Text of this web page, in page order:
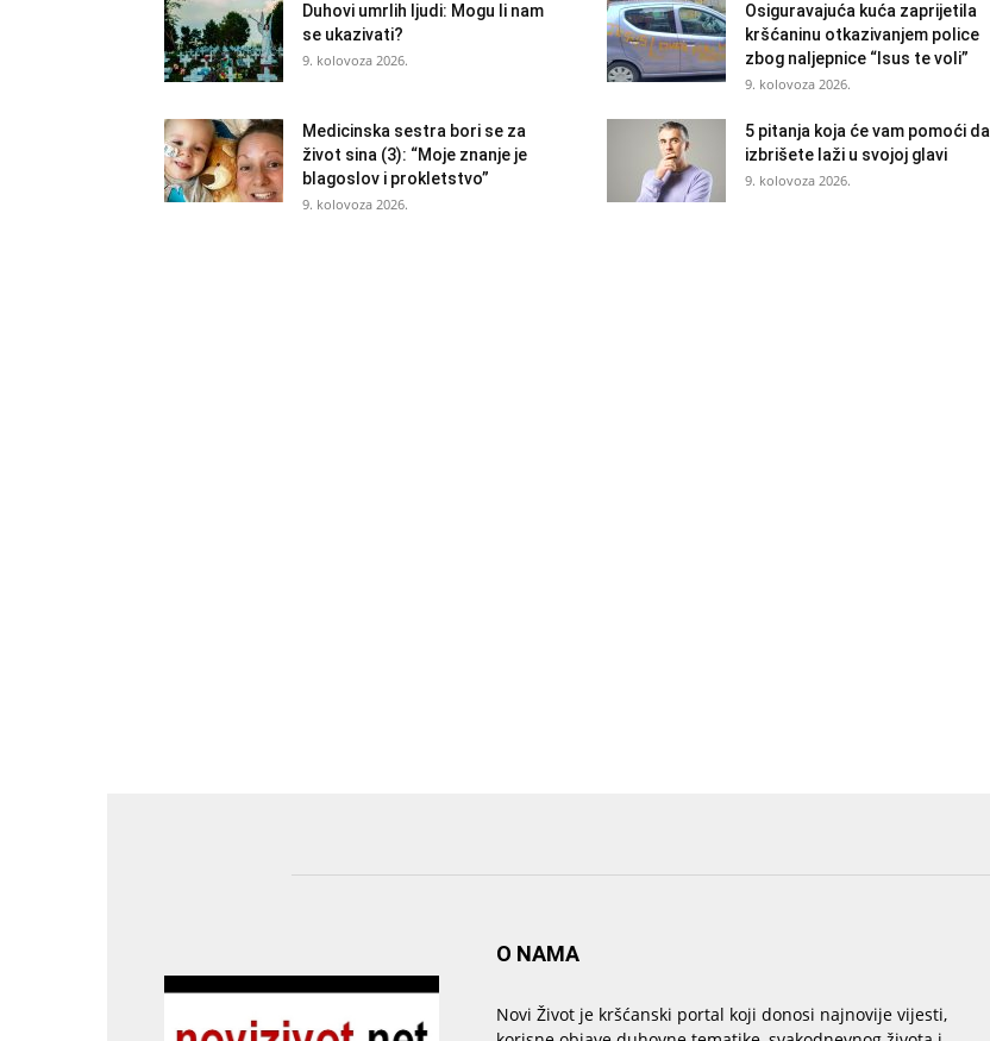
Duhovi umrlih ljudi: Mogu li nam
se ukazivati?
9. kolovoza 2026.
Osiguravajuća kuća zaprijetila
kršćaninu otkazivanjem police
zbog naljepnice “Isus te voli”
9. kolovoza 2026.
Medicinska sestra bori se za
život sina (3): “Moje znanje je
blagoslov i prokletstvo”
9. kolovoza 2026.
5 pitanja koja će vam pomoći da
izbrišete laži u svojoj glavi
9. kolovoza 2026.
O NAMA
Novi Život je kršćanski portal koji donosi najnovije vijesti,